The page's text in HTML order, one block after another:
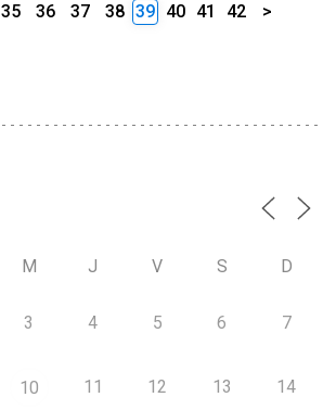
35 36 37 38 39 40 41 42 >
M J V S D
3 4 5 6 7
10 11 12 13 14